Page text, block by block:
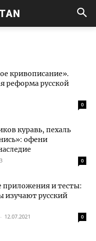
кривописание».
реформа русской
0
куравь, пехаль
офени
0
и тесты:
изучают русский
- 12.07.2021 0